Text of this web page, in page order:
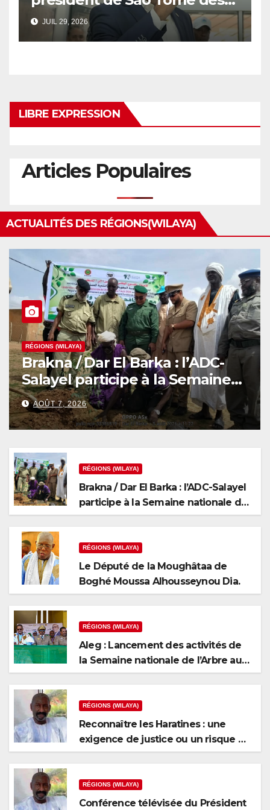
le 1er tour
JUIL 29, 2026
LIBRE EXPRESSION
Articles Populaires
ACTUALITÉS DES RÉGIONS(WILAYA)
RÉGIONS (WILAYA)
Brakna / Dar El Barka : l’ADC-
Salayel participe à la Semaine
nationale de l’arbre
AOÛT 7, 2026
RÉGIONS (WILAYA)
Brakna / Dar El Barka : l’ADC-Salayel
participe à la Semaine nationale de
l’arbre
RÉGIONS (WILAYA)
Le Député de la Moughâtaa de
Boghé Moussa Alhousseynou Dia.
RÉGIONS (WILAYA)
Aleg : Lancement des activités de
la Semaine nationale de l’Arbre au
niveau de la wilaya du Brakna
RÉGIONS (WILAYA)
Reconnaître les Haratines : une
exigence de justice ou un risque de
fragmentation nationale ?
RÉGIONS (WILAYA)
Conférence télévisée du Président